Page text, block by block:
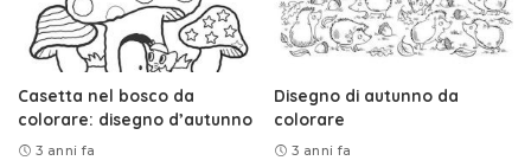
Casetta nel bosco da
colorare: disegno d’autunno
3 anni fa
Disegno di autunno da
colorare
3 anni fa